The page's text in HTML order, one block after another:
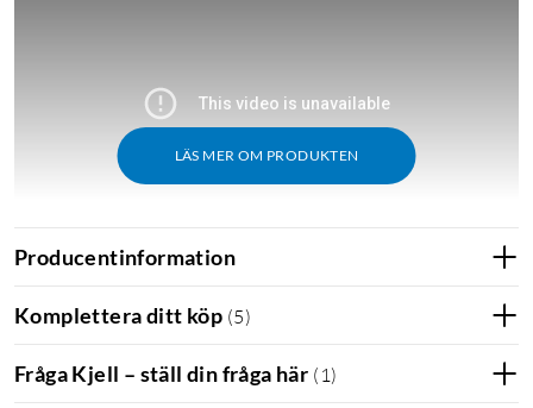
LÄS MER OM PRODUKTEN
Producentinformation
Komplettera ditt köp (5)
Fråga Kjell – ställ din fråga här ( 1 )